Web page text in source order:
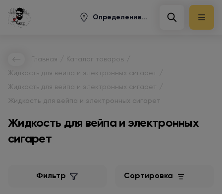
Определение...
Главная Каталог товаров
Жидкость для вейпа и электронных сигарет
Жидкость для вейпа и электронных сигарет
Жидкость для вейпа и электронных сигарет
Жидкость для вейпа и электронных
сигарет
Фильтр Сортировка